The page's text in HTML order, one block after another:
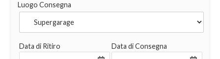
Luogo Consegna
Data di Ritiro Data di Consegna